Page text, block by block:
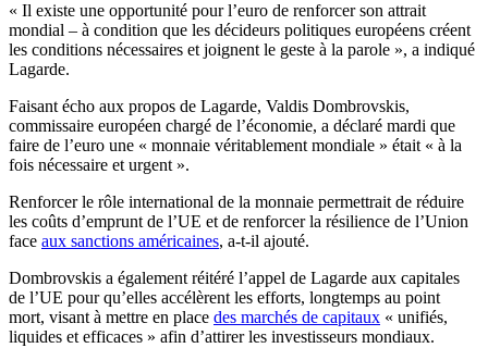
« Il existe une opportunité pour l’euro de renforcer son attrait
mondial – à condition que les décideurs politiques européens créent
les conditions nécessaires et joignent le geste à la parole », a indiqué
Lagarde.
Faisant écho aux propos de Lagarde, Valdis Dombrovskis,
commissaire européen chargé de l’économie, a déclaré mardi que
faire de l’euro une « monnaie véritablement mondiale » était « à la
fois nécessaire et urgent ».
Renforcer le rôle international de la monnaie permettrait de réduire
les coûts d’emprunt de l’UE et de renforcer la résilience de l’Union
face aux sanctions américaines, a-t-il ajouté.
Dombrovskis a également réitéré l’appel de Lagarde aux capitales
de l’UE pour qu’elles accélèrent les efforts, longtemps au point
mort, visant à mettre en place des marchés de capitaux « unifiés,
liquides et efficaces » afin d’attirer les investisseurs mondiaux.